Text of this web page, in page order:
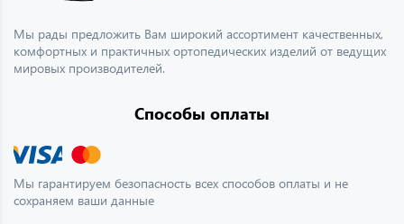
Мы рады предложить Вам широкий ассортимент качественных,
комфортных и практичных ортопедических изделий от ведущих
мировых производителей.
Способы оплаты
Мы гарантируем безопасность всех способов оплаты и не
сохраняем ваши данные